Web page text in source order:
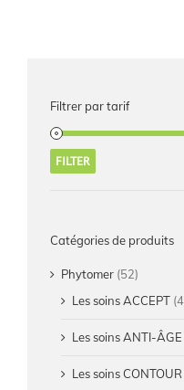
Filtrer par tarif
FILTER
Catégories de produits
Phytomer (52)
Les soins ACCEPT
Les soins ANTI-ÂGE
Les soins